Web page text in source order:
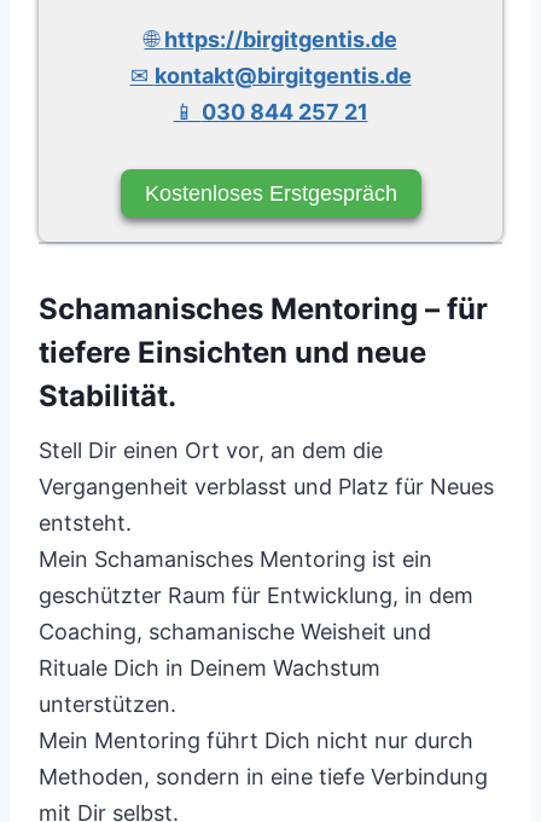
🌐https://birgitgentis.de
✉ kontakt@birgitgentis.de
📱 030 844 257 21
Kostenloses Erstgespräch
Schamanisches Mentoring – für
tiefere Einsichten und neue
Stabilität.
Stell Dir einen Ort vor, an dem die
Vergangenheit verblasst und Platz für Neues
entsteht.
Mein Schamanisches Mentoring ist ein
geschützter Raum für Entwicklung, in dem
Coaching, schamanische Weisheit und
Rituale Dich in Deinem Wachstum
unterstützen.
Mein Mentoring führt Dich nicht nur durch
Methoden, sondern in eine tiefe Verbindung
mit Dir selbst.